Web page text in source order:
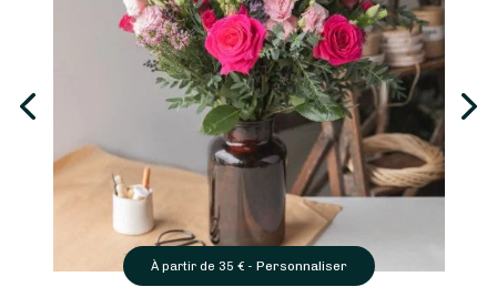
À partir de 35 € - Personnaliser